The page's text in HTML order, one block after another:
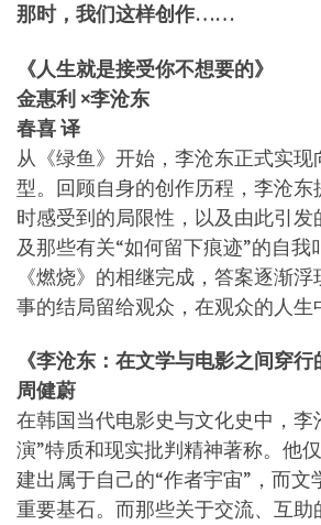
那时，我们这样创作……
《人生就是接受你不想要的》
金惠利 ×李沧东
春喜 译
从《绿鱼》开始，李沧东正式实
型。回顾自身的创作历程，李沧东
时感受到的局限性，以及由此引发
及那些有关“如何留下痕迹”的自我
《燃烧》的相继完成，答案逐渐
事的结局留给观众，在观众的人生
《李沧东：在文学与电影之间穿行
周健蔚
在韩国当代电影史与文化史中，李
演”特质和现实批判精神著称。他
建出属于自己的“作者宇宙”，而文
重要基石。而那些关于交流、互